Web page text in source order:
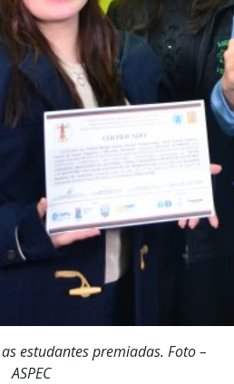
estudantes premiadas. Foto –
ASPEC